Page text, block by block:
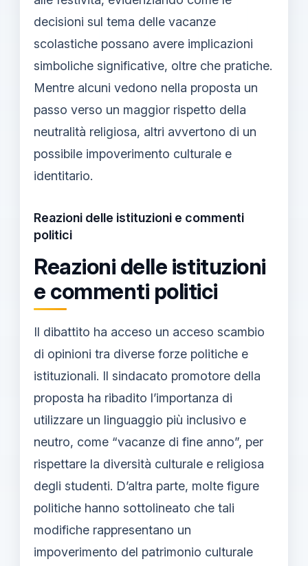
decisioni sul tema delle vacanze
scolastiche possano avere implicazioni
simboliche significative, oltre che pratiche.
Mentre alcuni vedono nella proposta un
passo verso un maggior rispetto della
neutralità religiosa, altri avvertono di un
possibile impoverimento culturale e
identitario.
Reazioni delle istituzioni e commenti
politici
Reazioni delle istituzioni
e commenti politici
Il dibattito ha acceso un acceso scambio
di opinioni tra diverse forze politiche e
istituzionali. Il sindacato promotore della
proposta ha ribadito l’importanza di
utilizzare un linguaggio più inclusivo e
neutro, come “vacanze di fine anno”, per
rispettare la diversità culturale e religiosa
degli studenti. D’altra parte, molte figure
politiche hanno sottolineato che tali
modifiche rappresentano un
impoverimento del patrimonio culturale